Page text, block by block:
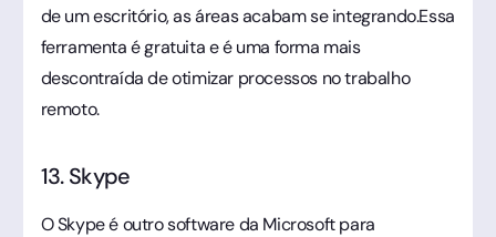
de um escritório, as áreas acabam se integrando.Essa
ferramenta é gratuita e é uma forma mais
descontraída de otimizar processos no trabalho
remoto.
13. Skype
O Skype é outro software da Microsoft para